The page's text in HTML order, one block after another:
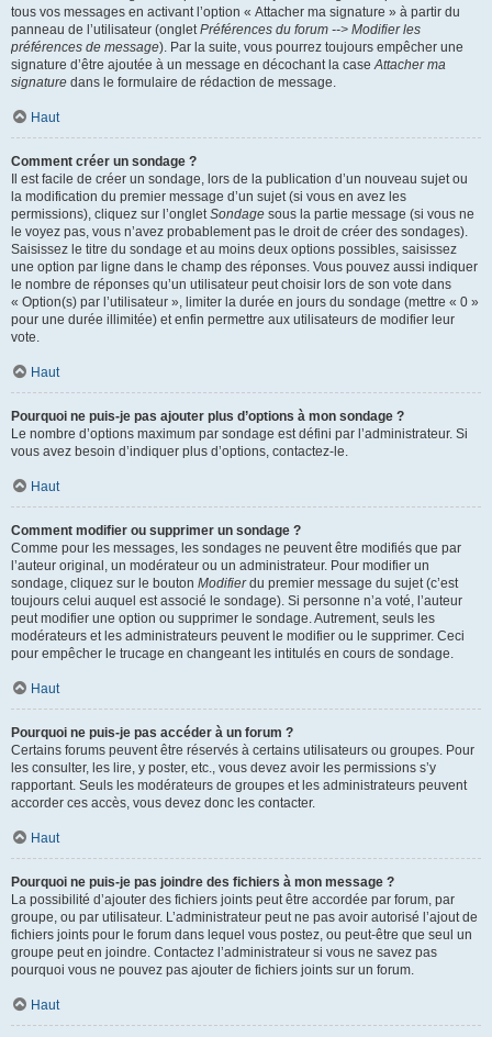
tous vos messages en activant l’option « Attacher ma signature » à partir du
panneau de l’utilisateur (ongletPréférences du forum --> Modifier les
préférences de message). Par la suite, vous pourrez toujours empêcher une
signature d’être ajoutée à un message en décochant la caseAttacher ma
signature dans le formulaire de rédaction de message.
Haut
Comment créer un sondage ?
Il est facile de créer un sondage, lors de la publication d’un nouveau sujet ou
la modification du premier message d’un sujet (si vous en avez les
permissions), cliquez sur l’ongletSondage sous la partie message (si vous ne
le voyez pas, vous n’avez probablement pas le droit de créer des sondages).
Saisissez le titre du sondage et au moins deux options possibles, saisissez
une option par ligne dans le champ des réponses. Vous pouvez aussi indiquer
le nombre de réponses qu’un utilisateur peut choisir lors de son vote dans
« Option(s) par l’utilisateur », limiter la durée en jours du sondage (mettre « 0 »
pour une durée illimitée) et enfin permettre aux utilisateurs de modifier leur
vote.
Haut
Pourquoi ne puis-je pas ajouter plus d’options à mon sondage ?
Le nombre d’options maximum par sondage est défini par l’administrateur. Si
vous avez besoin d’indiquer plus d’options, contactez-le.
Haut
Comment modifier ou supprimer un sondage ?
Comme pour les messages, les sondages ne peuvent être modifiés que par
l’auteur original, un modérateur ou un administrateur. Pour modifier un
sondage, cliquez sur le bouton Modifierdu premier message du sujet (c’est
toujours celui auquel est associé le sondage). Si personne n’a voté, l’auteur
peut modifier une option ou supprimer le sondage. Autrement, seuls les
modérateurs et les administrateurs peuvent le modifier ou le supprimer. Ceci
pour empêcher le trucage en changeant les intitulés en cours de sondage.
Haut
Pourquoi ne puis-je pas accéder à un forum ?
Certains forums peuvent être réservés à certains utilisateurs ou groupes. Pour
les consulter, les lire, y poster, etc., vous devez avoir les permissions s’y
rapportant. Seuls les modérateurs de groupes et les administrateurs peuvent
accorder ces accès, vous devez donc les contacter.
Haut
Pourquoi ne puis-je pas joindre des fichiers à mon message ?
La possibilité d’ajouter des fichiers joints peut être accordée par forum, par
groupe, ou par utilisateur. L’administrateur peut ne pas avoir autorisé l’ajout de
fichiers joints pour le forum dans lequel vous postez, ou peut-être que seul un
groupe peut en joindre. Contactez l’administrateur si vous ne savez pas
pourquoi vous ne pouvez pas ajouter de fichiers joints sur un forum.
Haut